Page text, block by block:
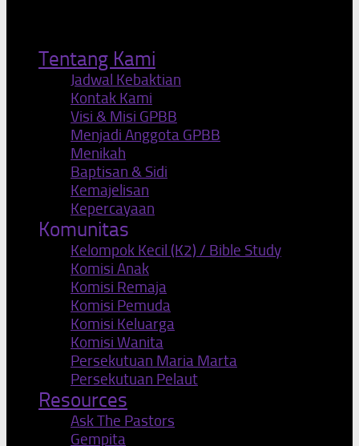
Tentang Kami
Jadwal Kebaktian
Kontak Kami
Visi & Misi GPBB
Menjadi Anggota GPBB
Menikah
Baptisan & Sidi
Kemajelisan
Kepercayaan
Komunitas
Kelompok Kecil (K2) / Bible Study
Komisi Anak
Komisi Remaja
Komisi Pemuda
Komisi Keluarga
Komisi Wanita
Persekutuan Maria Marta
Persekutuan Pelaut
Resources
Ask The Pastors
Gempita